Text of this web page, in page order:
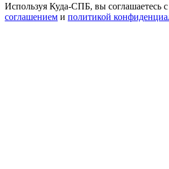
Используя Куда-СПБ, вы соглашаетесь с
соглашением и политикой